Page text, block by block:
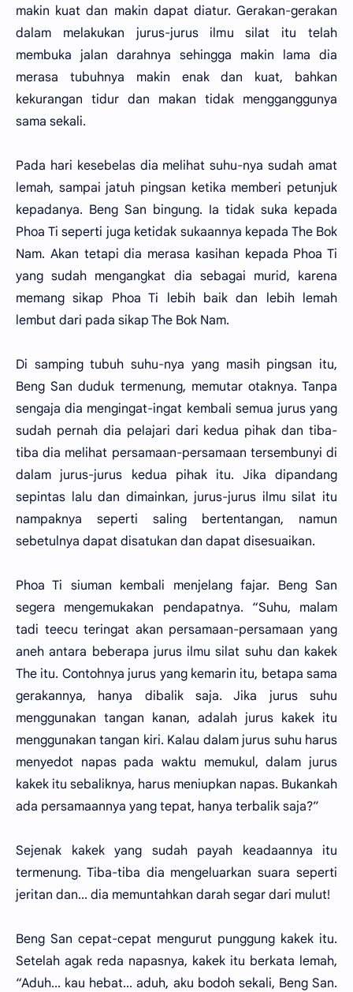
makin kuat dan makin dapat diatur. Gerakan-gerakan
dalam melakukan jurus-jurus ilmu silat itu telah
membuka jalan darahnya sehingga makin lama dia
merasa tubuhnya makin enak dan kuat, bahkan
kekurangan tidur dan makan tidak mengganggunya
sama sekali.
Pada hari kesebelas dia melihat suhu-nya sudah amat
lemah, sampai jatuh pingsan ketika memberi petunjuk
kepadanya. Beng San bingung. Ia tidak suka kepada
Phoa Ti seperti juga ketidak sukaannya kepada The Bok
Nam. Akan tetapi dia merasa kasihan kepada Phoa Ti
yang sudah mengangkat dia sebagai murid, karena
memang sikap Phoa Ti lebih baik dan lebih lemah
lembut dari pada sikap The Bok Nam.
Di samping tubuh suhu-nya yang masih pingsan itu,
Beng San duduk termenung, memutar otaknya. Tanpa
sengaja dia mengingat-ingat kembali semua jurus yang
sudah pernah dia pelajari dari kedua pihak dan tiba-
tiba dia melihat persamaan-persamaan tersembunyi di
dalam jurus-jurus kedua pihak itu. Jika dipandang
sepintas lalu dan dimainkan, jurus-jurus ilmu silat itu
nampaknya seperti saling bertentangan, namun
sebetulnya dapat disatukan dan dapat disesuaikan.
Phoa Ti siuman kembali menjelang fajar. Beng San
segera mengemukakan pendapatnya. “Suhu, malam
tadi teecu teringat akan persamaan-persamaan yang
aneh antara beberapa jurus ilmu silat suhu dan kakek
The itu. Contohnya jurus yang kemarin itu, betapa sama
gerakannya, hanya dibalik saja. Jika jurus suhu
menggunakan tangan kanan, adalah jurus kakek itu
menggunakan tangan kiri. Kalau dalam jurus suhu harus
menyedot napas pada waktu memukul, dalam jurus
kakek itu sebaliknya, harus meniupkan napas. Bukankah
ada persamaannya yang tepat, hanya terbalik saja?”
Sejenak kakek yang sudah payah keadaannya itu
termenung. Tiba-tiba dia mengeluarkan suara seperti
jeritan dan... dia memuntahkan darah segar dari mulut!
Beng San cepat-cepat mengurut punggung kakek itu.
Setelah agak reda napasnya, kakek itu berkata lemah,
“Aduh... kau hebat... aduh, aku bodoh sekali, Beng San.